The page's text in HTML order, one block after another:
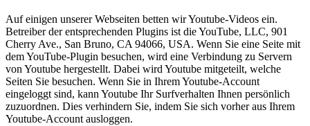
Auf einigen unserer Webseiten betten wir Youtube-Videos ein.
Betreiber der entsprechenden Plugins ist die YouTube, LLC, 901
Cherry Ave., San Bruno, CA 94066, USA. Wenn Sie eine Seite mit
dem YouTube-Plugin besuchen, wird eine Verbindung zu Servern
von Youtube hergestellt. Dabei wird Youtube mitgeteilt, welche
Seiten Sie besuchen. Wenn Sie in Ihrem Youtube-Account
eingeloggt sind, kann Youtube Ihr Surfverhalten Ihnen persönlich
zuzuordnen. Dies verhindern Sie, indem Sie sich vorher aus Ihrem
Youtube-Account ausloggen.